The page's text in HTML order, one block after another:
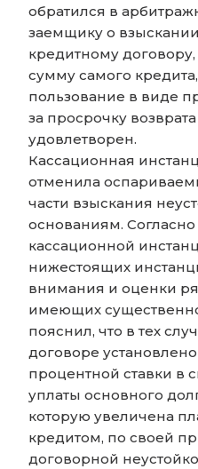
обратился в
заемщику о
кредитному
сумму самого кредита,
пользование в виде
за просрочку
удовлетворен.
Кассационная
отменила
части взыскания
основаниям.
кассационной
нижестоящих
внимания и оценки
имеющих
пояснил, что в тех
договоре
процентной ставки в
уплаты основного
которую увеличена
кредитом, по своей
договорной